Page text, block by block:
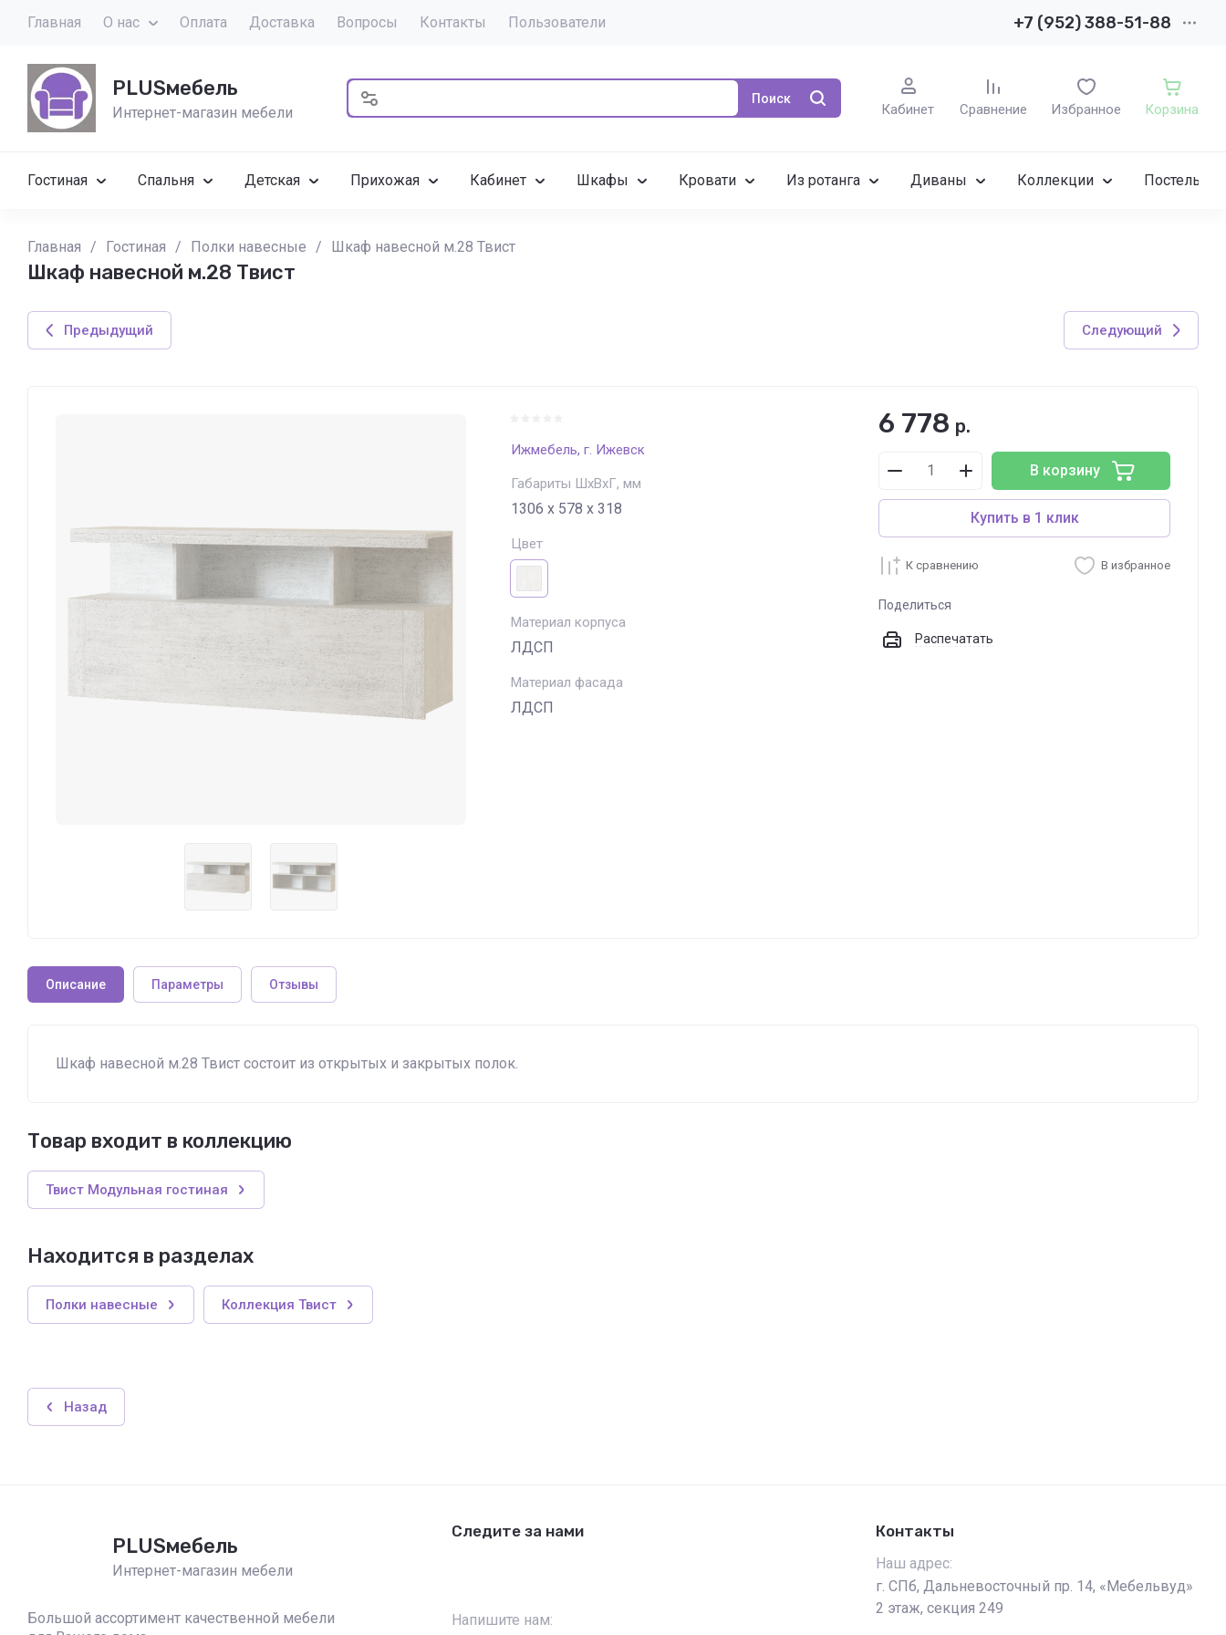
Главная О нас Оплата Доставка Вопросы Контакты Пользователи +7 (952) 388-51-88
PLUSмебель
Интернет-магазин мебели
Поиск
Кабинет Сравнение Избранное Корзина
Гостиная Спальня Детская Прихожая Кабинет Шкафы Кровати Из ротанга Диваны Коллекции
Главная / Гостиная / Полки навесные / Шкаф навесной м.28 Твист
Шкаф навесной м.28 Твист
Предыдущий Следующий
Ижмебель, г. Ижевск
Габариты ШхВхГ, мм
1306 х 578 х 318
Цвет
Материал корпуса
ЛДСП
Материал фасада
ЛДСП
6 778 р.
В корзину
Купить в 1 клик
К сравнению В избранное
Поделиться
Распечатать
Описание Параметры Отзывы
Шкаф навесной м.28 Твист состоит из открытых и закрытых полок.
Товар входит в коллекцию
Твист Модульная гостиная
Находится в разделах
Полки навесные Коллекция Твист
Назад
PLUSмебель
Интернет-магазин мебели
Большой ассортимент качественной мебели
Следите за нами
Напишите нам:
Контакты
Наш адрес:
г. СПб, Дальневосточный пр. 14, «Мебельвуд»
2 этаж, секция 249